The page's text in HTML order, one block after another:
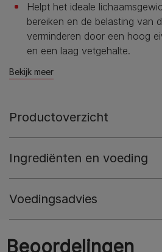
Helpt het ideale
bereiken en de belasting van
verminderen door een hoog
en een laag vetgehalte.
Bekijk meer
Productoverzicht
Ingrediënten en voeding
Voedingsadvies